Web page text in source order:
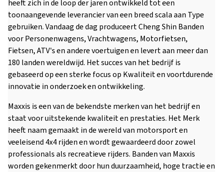
heeft zich in de loop der jaren ontwikkeld tot een
toonaangevende leverancier van een breed scala aan Type
gebruiken. Vandaag de dag produceert Cheng Shin Banden
voor Personenwagens, Vrachtwagens, Motorfietsen,
Fietsen, ATV's en andere voertuigen en levert aan meer dan
180 landen wereldwijd. Het succes van het bedrijf is
gebaseerd op een sterke focus op Kwaliteit en voortdurende
innovatie in onderzoek en ontwikkeling.
Maxxis is een van de bekendste merken van het bedrijf en
staat voor uitstekende kwaliteit en prestaties. Het Merk
heeft naam gemaakt in de wereld van motorsport en
veeleisend 4x4 rijden en wordt gewaardeerd door zowel
professionals als recreatieve rijders. Banden van Maxxis
worden gekenmerkt door hun duurzaamheid, hoge tractie en